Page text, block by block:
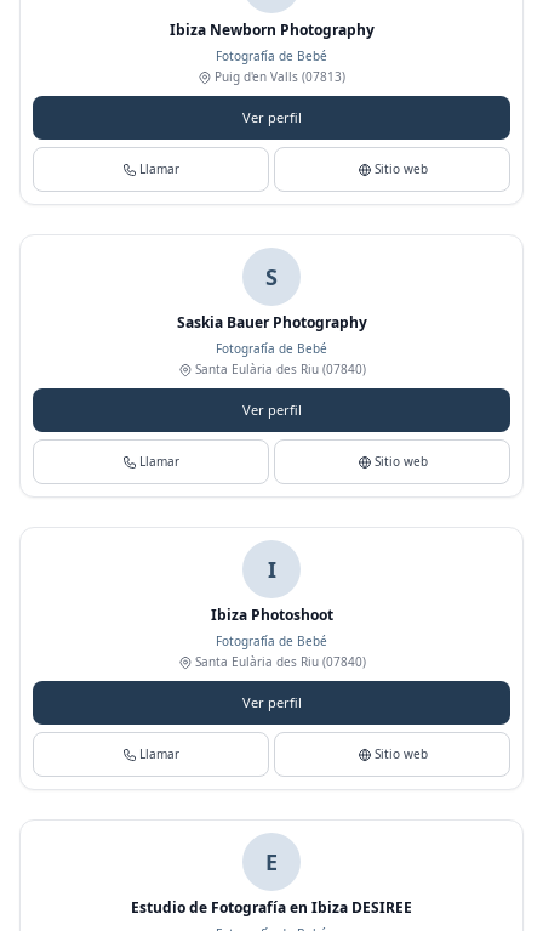
Ibiza Newborn Photography
Fotografía de Bebé
Puig d'en Valls (07813)
Ver perfil
Llamar Sitio web
S
Saskia Bauer Photography
Fotografía de Bebé
Santa Eulària des Riu(07840)
Ver perfil
Llamar Sitio web
I
Ibiza Photoshoot
Fotografía de Bebé
Santa Eulària des Riu(07840)
Ver perfil
Llamar Sitio web
E
Estudio de Fotografía en Ibiza DESIREE